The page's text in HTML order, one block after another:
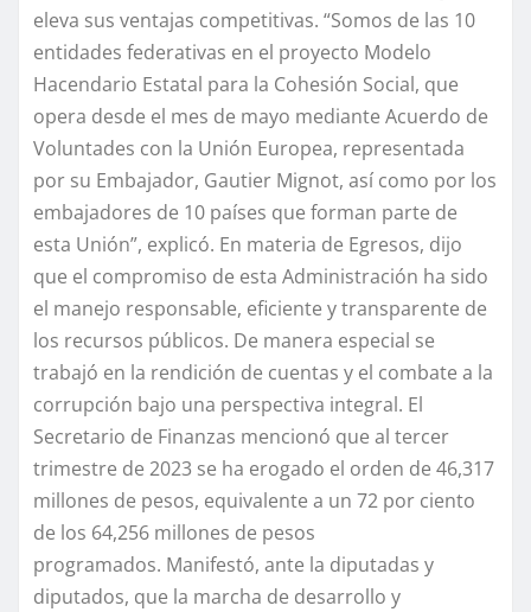
eleva sus ventajas competitivas. “Somos de las 10
entidades federativas en el proyecto Modelo
Hacendario Estatal para la Cohesión Social, que
opera desde el mes de mayo mediante Acuerdo de
Voluntades con la Unión Europea, representada
por su Embajador, Gautier Mignot, así como por los
embajadores de 10 países que forman parte de
esta Unión”, explicó. En materia de Egresos, dijo
que el compromiso de esta Administración ha sido
el manejo responsable, eficiente y transparente de
los recursos públicos. De manera especial se
trabajó en la rendición de cuentas y el combate a la
corrupción bajo una perspectiva integral. El
Secretario de Finanzas mencionó que al tercer
trimestre de 2023 se ha erogado el orden de 46,317
millones de pesos, equivalente a un 72 por ciento
de los 64,256 millones de pesos
programados. Manifestó, ante la diputadas y
diputados, que la marcha de desarrollo y